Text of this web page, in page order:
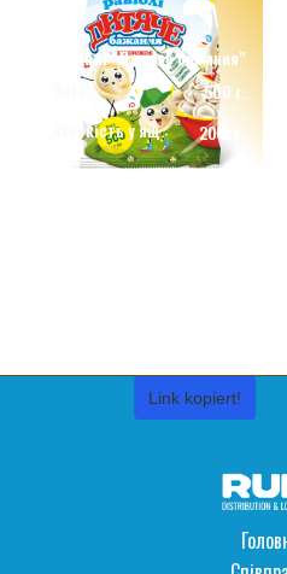
Равіолі "Дитяче бажання"
Вага:
500 г.
Кількість у ящ.:
20 шт.
Link kopiert!